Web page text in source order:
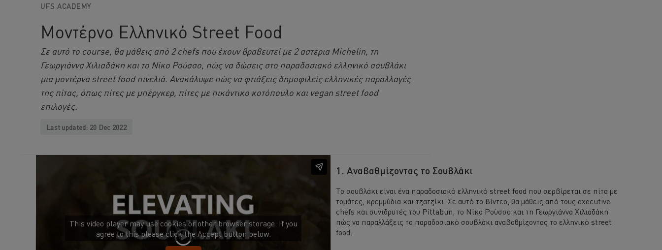
UFS ACADEMY
Μοντέρνο Ελληνικό Street Food
Σε αυτό το course, θα μάθεις από 2 chefs που έχουν βραβευτεί με 2 αστέρια Michelin, τη
Γεωργιάννα Χιλιαδάκη και το Νίκο Ρούσσο, πώς να δώσεις στο παραδοσιακό ελληνικό σουβλάκι
μια μοντέρνα street food πινελιά. Ανακάλυψε πώς να φτιάξεις δημοφιλείς ελληνικές παραλλαγές
της πίτας, όπως πίτες με μπέργκερ, πίτες με πικάντικο κοτόπουλο και vegan street food
επιλογές.
Last updated: 20 Dec 2022
This video player may use cookies or other browser storage. If you
agree to this please click the Accept button below.
1. Αναβαθμίζοντας το Σουβλάκι
Το σουβλάκι είναι ένα παραδοσιακό ελληνικό street food που σερβίρεται σε πίτα με
τομάτες, κρεμμύδια και τζατζίκι. Σε αυτό το βίντεο, θα μάθεις από τους executive
chefs και συνιδρυτές του Pittabun, το Νίκο Ρούσσο και τη Γεωργιάννα Χιλιαδάκη
πώς να παραλλάξεις το παραδοσιακό σουβλάκι αναβαθμίζοντας το ελληνικό street
food.